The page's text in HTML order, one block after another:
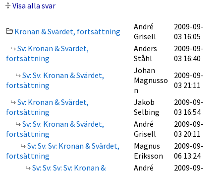
Visa alla svar
Kronan & Svärdet, fortsättning
André
Grisell
2009-09-
03 16:05
Sv: Kronan & Svärdet,
fortsättning
Anders
Ståhl
2009-09-
03 16:40
Sv: Sv: Kronan & Svärdet,
fortsättning
Johan
Magnusso
n
2009-09-
03 21:11
Sv: Kronan & Svärdet,
fortsättning
Jakob
Selbing
2009-09-
03 16:54
Sv: Sv: Kronan & Svärdet,
fortsättning
André
Grisell
2009-09-
03 20:11
Sv: Sv: Sv: Kronan & Svärdet,
fortsättning
Magnus
Eriksson
2009-09-
06 13:24
Sv: Sv: Sv: Sv: Kronan &
André
2009-09-